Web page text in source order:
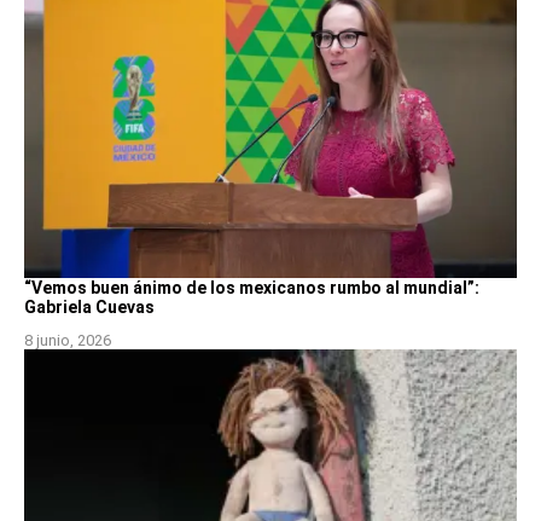
“Vemos buen ánimo de los mexicanos rumbo al mundial”:
Gabriela Cuevas
8 junio, 2026